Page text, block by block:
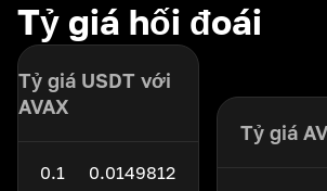
Tỷ giá hối đoái
Tỷ giá USDT với
AVAX
0.1
0.0149812
Tỷ giá